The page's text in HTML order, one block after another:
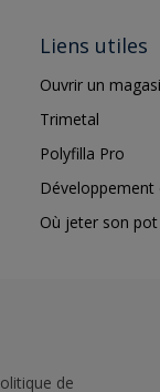
Liens utiles
Ouvrir un
Trimetal
Polyfilla Pro
Développement
Où jeter son
de